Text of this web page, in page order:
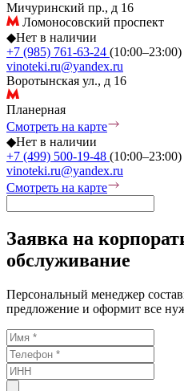
Мичуринский пр., д 16
Ломоносовский проспект
◆Нет в наличии
+7 (985) 761-63-24 (10:00–23:00)
vinoteki.ru@yandex.ru
Воротынская ул., д 16
Планерная
Смотреть на карте
◆Нет в наличии
+7 (499) 500-19-48 (10:00–23:00)
vinoteki.ru@yandex.ru
Смотреть на карте
Заявка на
обслуживание
Персональный менеджер
предложение и оформит все